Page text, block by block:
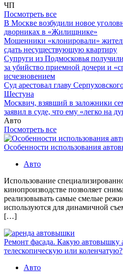
ЧП
Посмотреть все
В Москве возбудили новое
дворниках в «Жилищнике»
Мошенники «клонировали»
сдать несуществующую квартиру
Супруги из Подмосковья
за убийство приемной дочери и
исчезновением
Суд арестовал главу
Шестуна
Москвич, взявший в заложники
заявил в суде, что ему «легко на
Авто
Посмотреть все
Особенности использования
Авто
Использование
кинопроизводстве позволяет
реализовывать самые смелые
используются для динамичной
[…]
Ремонт фасада. Какую автовышку
телескопическую или коленчатую?
Авто